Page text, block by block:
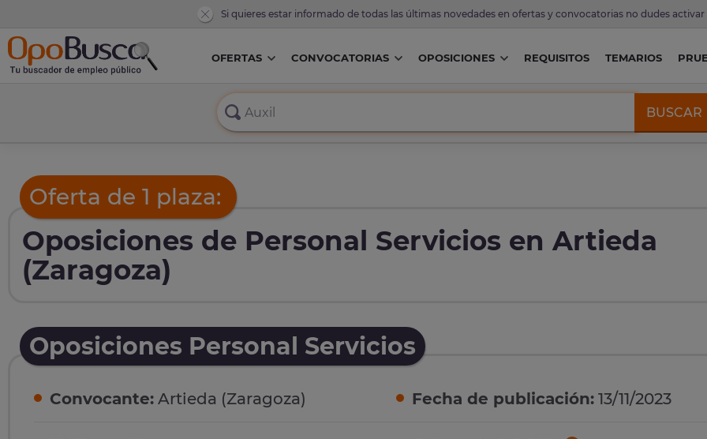
Si quieres estar informado de todas las últimas novedades en ofertas y convocatorias no dudes activar
OFERTAS CONVOCATORIAS OPOSICIONES REQUISITOS TEMARIOS
BUSCAR
Oferta de 1 plaza:
Oposiciones de Personal Servicios en Artieda
(Zaragoza)
Oposiciones Personal Servicios
Convocante: Artieda (Zaragoza) Fecha de publicación: 13/11/2023